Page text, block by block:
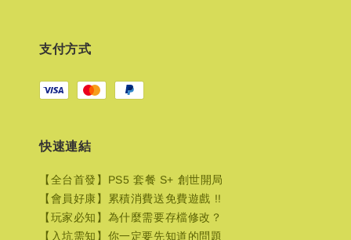
支付方式
快速連結
【全台首發】PS5 套餐 S+ 創世開局
【會員好康】累積消費送免費遊戲 !!
【玩家必知】為什麼需要存檔修改？
【入坑需知】你一定要先知道的問題